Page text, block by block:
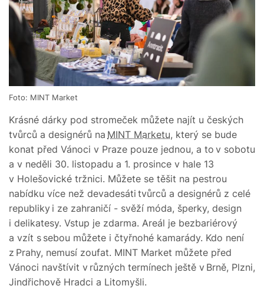
Foto: MINT Market
Krásné dárky pod stromeček můžete najít u českých
tvůrců a designérů na MINT Marketu, který se bude
konat před Vánoci v Praze pouze jednou, a to v sobotu
a v neděli 30. listopadu a 1. prosince v hale 13
v Holešovické tržnici. Můžete se těšit na pestrou
nabídku více než devadesáti tvůrců a designérů z celé
republiky i ze zahraničí - svěží móda, šperky, design
i delikatesy. Vstup je zdarma. Areál je bezbariérový
a vzít s sebou můžete i čtyřnohé kamarády. Kdo není
z Prahy, nemusí zoufat. MINT Market můžete před
Vánoci navštívit v různých termínech ještě v Brně, Plzni,
Jindřichově Hradci a Litomyšli.